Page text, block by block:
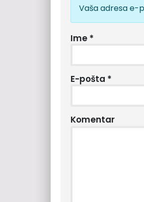
Vaša adresa e-
Ime *
E-pošta *
Komentar